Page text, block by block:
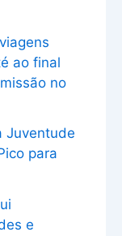
ao final
no
Juventude
para
e